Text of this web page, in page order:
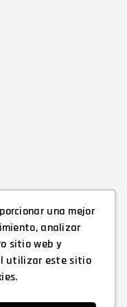
una mejor
analizar
sitio web y
utilizar este sitio